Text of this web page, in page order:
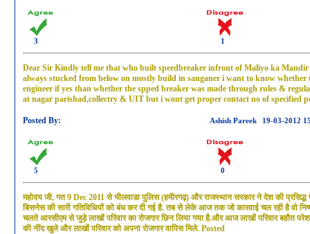
3 1
Dear Sir Kindly tell me that who built speedbreaker infront of Maliyo ka Mandir
always stucked from below on mostly build in sanganer i want to know whether
engineer if yes than whether the spped breaker was made through rules &
at nagar parishad,collectry & UIT but i wont get proper contact no of specified
Posted By: Ashish Pareek 19-03-2012
5 0
महोदय जी, गत 9 Dec 2011 से भीलवाडा पुलिस (हमीरगढ़) और राजस्थान सरकार ने देश की प्रसिद्ध
बिसनेस की सारी गतिविधियों को बंध कर दी गई है. तब से लेके आज तक जो कारवाई चल रही है वो
चलते आरसीएम से जुड़े लाखों परिवार का रोजगार छिन लिया गया है.और आज लाखों परिवार बहौत
की नींद खुले और लाखों परिवार को अपना रोजगार वापिस मिले. Posted